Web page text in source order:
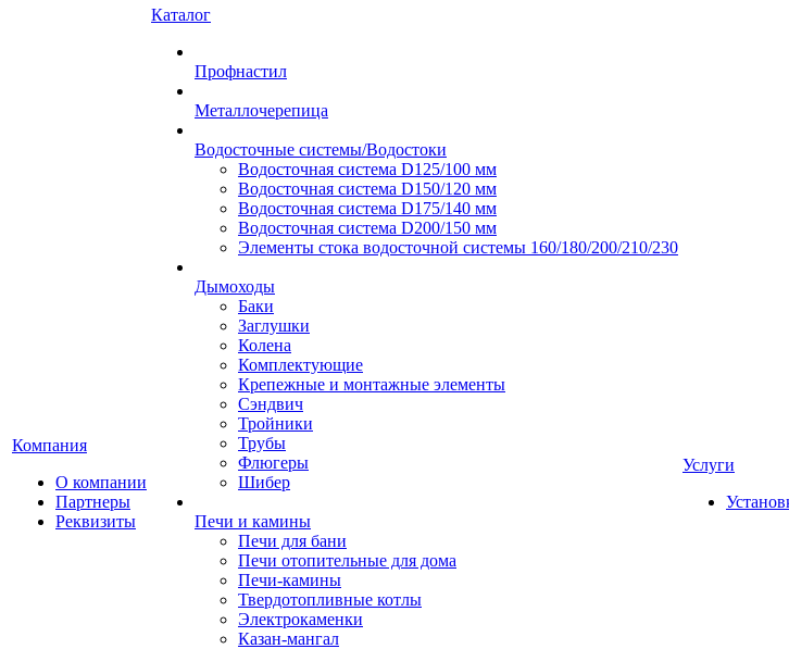
Компания
О компании
Партнеры
Реквизиты
Каталог
Профнастил
Металлочерепица
Водосточные системы/Водостоки
Водосточная система D125/100 мм
Водосточная система D150/120 мм
Водосточная система D175/140 мм
Водосточная система D200/150 мм
Элементы стока водосточной системы 160/180/200/210/230
Дымоходы
Баки
Заглушки
Колена
Комплектующие
Крепежные и монтажные элементы
Сэндвич
Тройники
Трубы
Флюгеры
Шибер
Печи и камины
Печи для бани
Печи отопительные для дома
Печи-камины
Твердотопливные котлы
Электрокаменки
Казан-мангал
Услуги